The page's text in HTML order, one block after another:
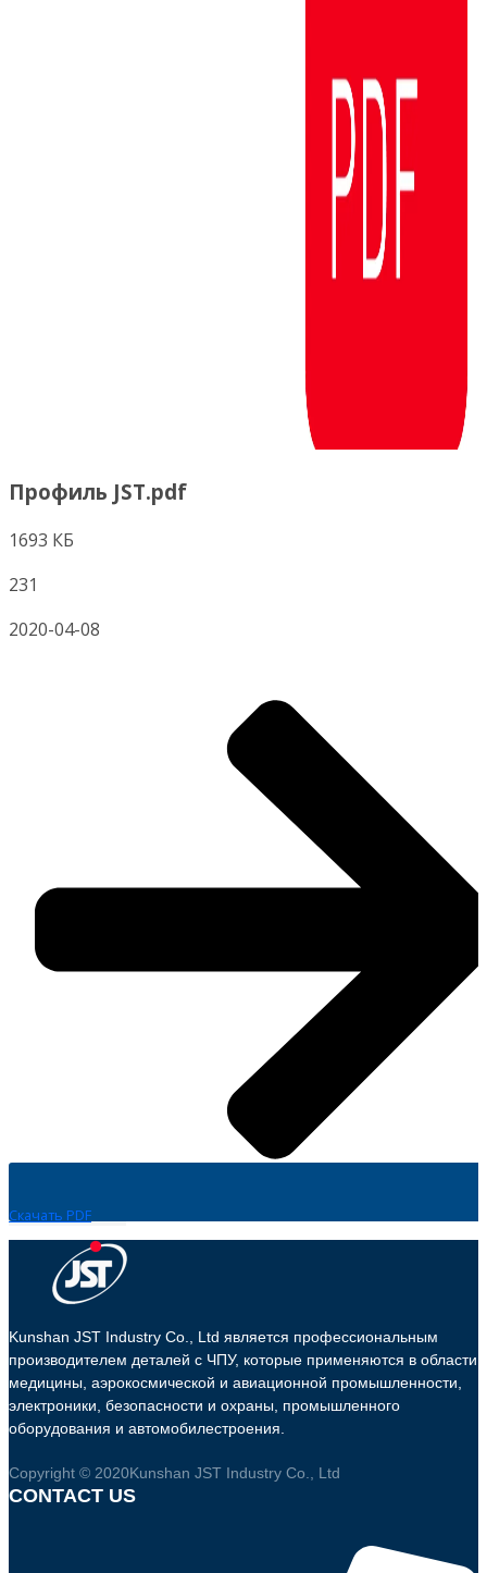
Профиль JST.pdf
1693 КБ
231
2020-04-08
Скачать PDF
Kunshan JST Industry Co., Ltd является профессиональным
производителем деталей с ЧПУ, которые применяются в области
медицины, аэрокосмической и авиационной промышленности,
электроники, безопасности и охраны, промышленного
оборудования и автомобилестроения.
Copyright © 2020Kunshan JST Industry Co., Ltd
CONTACT US